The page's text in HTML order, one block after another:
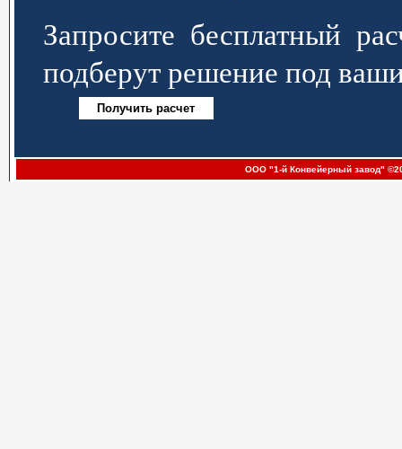
Запросите бесплатный
подберут решение под
ООО "1-й Конвейерный завод"